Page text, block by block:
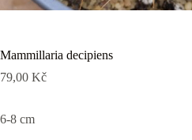
Mammillaria decipiens
79,00 Kč
6-8 cm